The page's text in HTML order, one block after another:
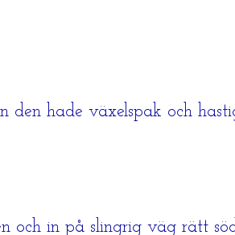
hade växelspak och
och in på slingrig väg rätt